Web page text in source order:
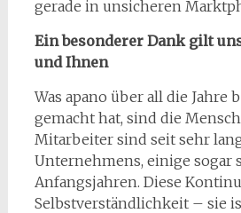
gerade in unsicheren
Ein besonderer Dank gilt
und Ihnen
Was apano über all die Jahre
gemacht hat, sind die
Mitarbeiter sind seit sehr
Unternehmens, einige sogar
Anfangsjahren. Diese
Selbstverständlichkeit – sie